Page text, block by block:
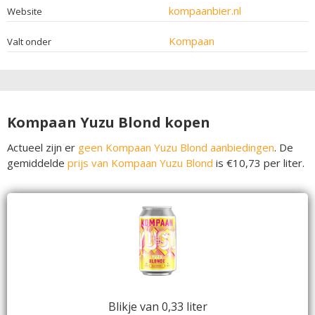
Website kompaanbier.nl
Valt onder Kompaan
Kompaan Yuzu Blond kopen
Actueel zijn er geen Kompaan Yuzu Blond aanbiedingen. De
gemiddelde prijs van Kompaan Yuzu Blond is €10,73 per liter.
Blikje van 0,33 liter